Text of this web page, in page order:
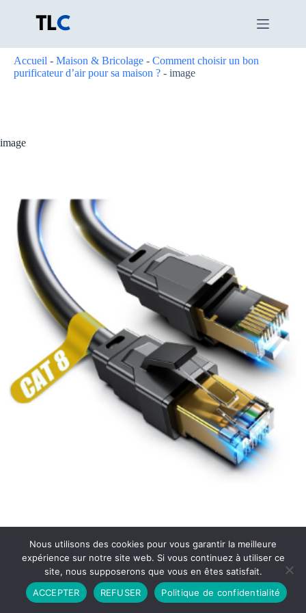
Accueil - Maison & Bricolage - Comment choisir un bon
purificateur d’air pour sa maison ? - image
image
Partenariat Contact
Politique de Confidentialité
CGU
Copyright © 2026 - Propulsé par DIEUDUDIABLE
Nous utilisons des cookies pour vous garantir la meilleure
expérience sur notre site web. Si vous continuez à utiliser ce
site, nous supposerons que vous en êtes satisfait.
ACCEPTER
REFUSER Politique de confidentialité